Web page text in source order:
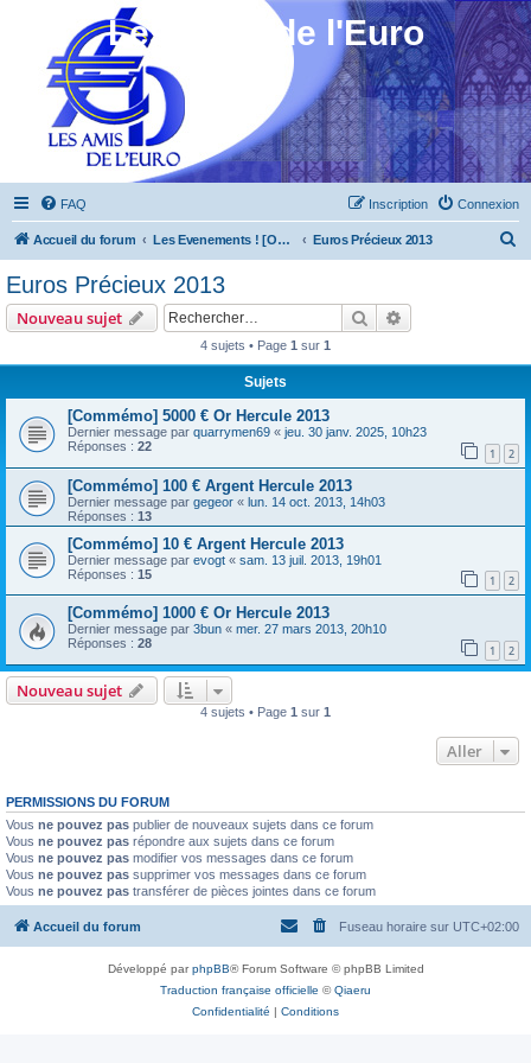
Les Amis de l'Euro
FAQ Connexion
Inscription
Accueil du forum Les Evenements ! [Ouvert au public] Euros Précieux 2013
e
Euros Précieux 2013
Nouveau sujet Rechercher
4 sujets • Page 1 sur 1
Sujets
[Commémo] 5000 € Or Hercule 2013
Dernier message par quarrymen69 « jeu. 30 janv. 2025, 10h23
Réponses : 22 1 2
[Commémo] 100 € Argent Hercule 2013
Dernier message par gegeor « lun. 14 oct. 2013, 14h03
Réponses : 13
[Commémo] 10 € Argent Hercule 2013
Dernier message par evogt « sam. 13 juil. 2013, 19h01
Réponses : 15 1 2
[Commémo] 1000 € Or Hercule 2013
Dernier message par 3bun « mer. 27 mars 2013, 20h10
Réponses : 28 1 2
Nouveau sujet
4 sujets • Page 1 sur 1
Aller
PERMISSIONS DU FORUM
Vous ne pouvez pas publier de nouveaux sujets dans ce forum
Vous ne pouvez pas répondre aux sujets dans ce forum
Vous ne pouvez pas modifier vos messages dans ce forum
Vous ne pouvez pas supprimer vos messages dans ce forum
Vous ne pouvez pas transférer de pièces jointes dans ce forum
Accueil du forum Fuseau horaire sur UTC+02:00
Développé parphpBB® Forum Software © phpBB Limited
Traduction française officielle ©Qiaeru
Confidentialité
Conditions